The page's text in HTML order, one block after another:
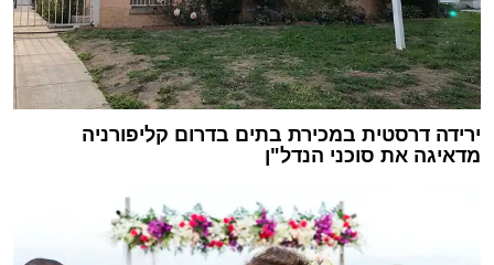
ירידה דרסטית במכירת בתים בדרום קליפורניה
מדאיגה את סוכני הנדל"ן